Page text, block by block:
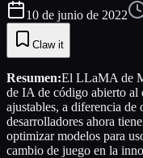
10 de junio de 2022
Claw it
Resumen:El LLaMA de
de IA de código abierto al
ajustables, a diferencia
desarrolladores ahora
optimizar modelos para
cambio de juego en la